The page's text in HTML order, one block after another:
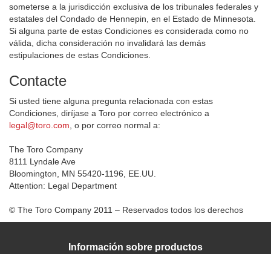
someterse a la jurisdicción exclusiva de los tribunales federales y
estatales del Condado de Hennepin, en el Estado de Minnesota.
Si alguna parte de estas Condiciones es considerada como no
válida, dicha consideración no invalidará las demás
estipulaciones de estas Condiciones.
Contacte
Si usted tiene alguna pregunta relacionada con estas
Condiciones, diríjase a Toro por correo electrónico a
legal@toro.com , o por correo normal a:
The Toro Company
8111 Lyndale Ave
Bloomington, MN 55420-1196, EE.UU.
Attention: Legal Department
© The Toro Company 2011 – Reservados todos los derechos
Información sobre productos